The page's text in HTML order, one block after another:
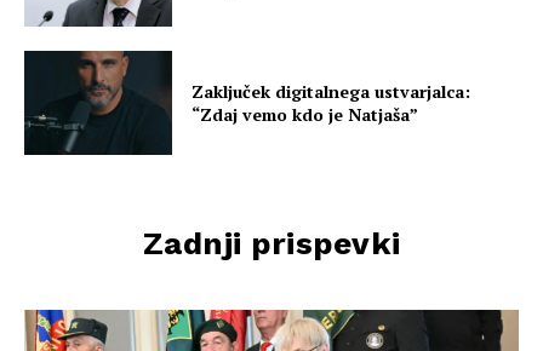
Zaključek digitalnega ustvarjalca:
“Zdaj vemo kdo je Natjaša”
Zadnji prispevki